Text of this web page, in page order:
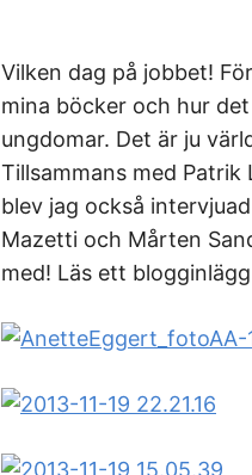
Vilken dag på jobbet!
mina böcker och hur
ungdomar. Det är ju
Tillsammans med Patrik
blev jag också
Mazetti och Mårten
med! Läs ett